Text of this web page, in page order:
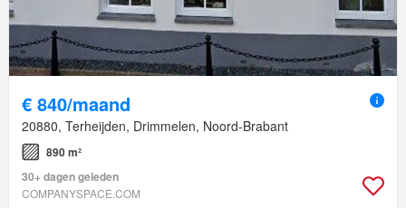
€ 840/maand
20880, Terheijden, Drimmelen, Noord-Brabant
890 m²
30+ dagen geleden
COMPANYSPACE.COM